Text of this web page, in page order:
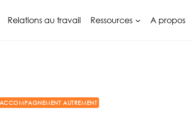
Relations au travail Ressources A propos
ACCOMPAGNEMENT AUTREMENT